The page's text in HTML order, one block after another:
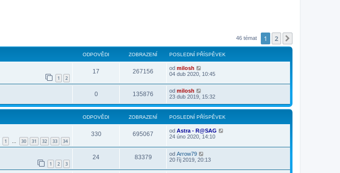
46 témat 1 2
ODPOVĚDI ZOBRAZENÍ POSLEDNÍ PŘÍSPĚVEK
1 2
17 267156 od milosh
04 dub 2020, 10:45
0 135876 od milosh
23 dub 2019, 15:32
ODPOVĚDI ZOBRAZENÍ POSLEDNÍ PŘÍSPĚVEK
1 … 30 31 32 33 34
330 695067 od Astra - R@SAG
24 úno 2020, 14:10
1 2 3
24 83379 od Arrow79
20 říj 2019, 20:13